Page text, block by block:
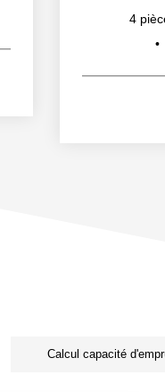
4
Calcul capacité